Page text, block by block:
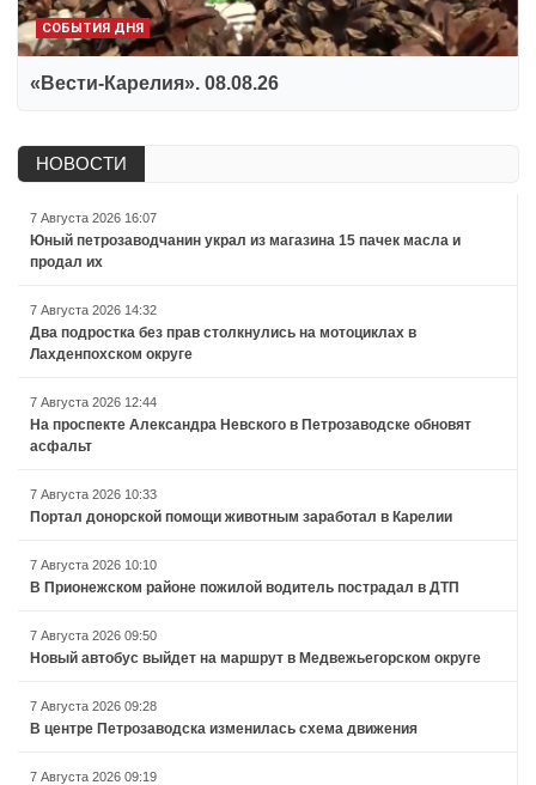
СОБЫТИЯ ДНЯ
«Вести-Карелия». 08.08.26
НОВОСТИ
7 Августа 2026 16:07
Юный петрозаводчанин украл из магазина 15 пачек масла и
продал их
7 Августа 2026 14:32
Два подростка без прав столкнулись на мотоциклах в
Лахденпохском округе
7 Августа 2026 12:44
На проспекте Александра Невского в Петрозаводске обновят
асфальт
7 Августа 2026 10:33
Портал донорской помощи животным заработал в Карелии
7 Августа 2026 10:10
В Прионежском районе пожилой водитель пострадал в ДТП
7 Августа 2026 09:50
Новый автобус выйдет на маршрут в Медвежьегорском округе
7 Августа 2026 09:28
В центре Петрозаводска изменилась схема движения
7 Августа 2026 09:19